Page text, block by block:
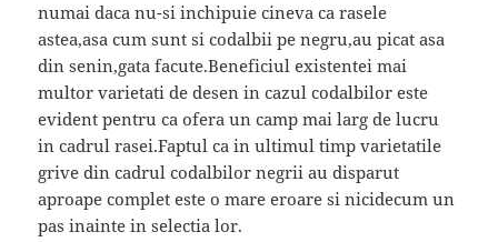
numai daca nu-si inchipuie cineva ca rasele
astea,asa cum sunt si codalbii pe negru,au picat asa
din senin,gata facute.Beneficiul existentei mai
multor varietati de desen in cazul codalbilor este
evident pentru ca ofera un camp mai larg de lucru
in cadrul rasei.Faptul ca in ultimul timp varietatile
grive din cadrul codalbilor negrii au disparut
aproape complet este o mare eroare si nicidecum un
pas inainte in selectia lor.